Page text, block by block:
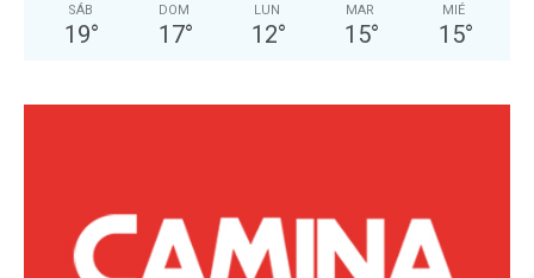
SÁB
19°
DOM
17°
LUN
12°
MAR
15°
MIÉ
15°